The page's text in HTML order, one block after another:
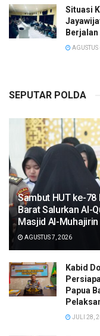
Situasi
Berjalan
SEPUTAR POLDA
Sambut HUT ke-78
Barat Salurkan Al-
Masjid Al-Muhajirin
AGUSTUS 7, 2026
Kabid
Papua
JULI 28,